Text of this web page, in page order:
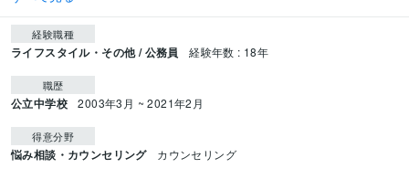
経験職種
ライフスタイル・その他 / 公務員 経験年数 : 18年
職歴
公立中学校 2003年3月 ~ 2021年2月
得意分野
悩み相談・カウンセリング カウンセリング